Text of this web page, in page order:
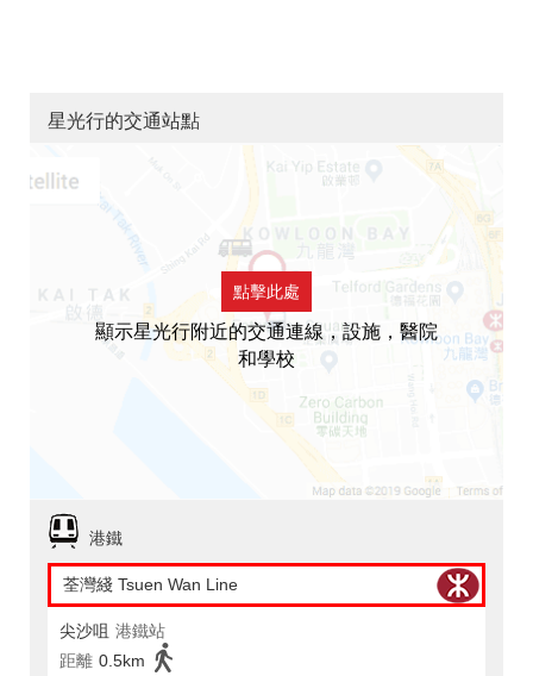
星光行的交通站點
點擊此處
顯示星光行附近的交通連線，設施，醫院
和學校
港鐵
荃灣綫 Tsuen Wan Line
尖沙咀 港鐵站
距離 0.5km